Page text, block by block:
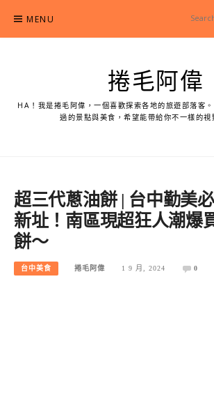
content
MENU
捲毛阿偉
HA！我是捲毛阿偉，一個喜歡探索各地的旅遊部落客
過的景點與美食，希望能帶給你不一樣的視
超三代蔥油餅 | 台中勤美
新址！南區現超狂人潮爆
餅～
台中美食 捲毛阿偉 1 9 月, 2024 0